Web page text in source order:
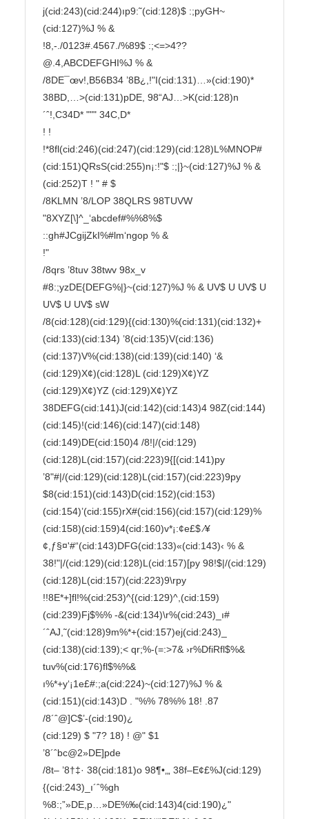
j(cid:243)(cid:244)ıp9:˜(cid:128)$ :;pyGH~
(cid:127)%J % &
!8,-./0123#.4567./%89$ :;<=>4??
@.4,ABCDEFGHI%J % &
/8DE¯œv!,B56B34 ’8B¿,!"I(cid:131)…»(cid:190)*
38BD,…>(cid:131)pDE, 98“AJ…>K(cid:128)n
´ˆ!,C34D* """ 34C,D*
! !
!*8fl(cid:246)(cid:247)(cid:129)(cid:128)L%MNOP#
(cid:151)QRsS(cid:255)n¡:!"$ :;|}~(cid:127)%J % &
(cid:252)T ! " # $
/8KLMN ’8/LOP 38QLRS 98TUVW
"8XYZ[\]^_‘abcdef#%%8%$
::gh#JCgijZkI%#lm‘ngop % &
!"
/8qrs ’8tuv 38twv 98x_v
#8:;yzDE{DEFG%|}~(cid:127)%J % & UV$ U UV$ U
UV$ U UV$ sW
/8(cid:128)(cid:129){(cid:130)%(cid:131)(cid:132)+
(cid:133)(cid:134) ’8(cid:135)V(cid:136)
(cid:137)V%(cid:138)(cid:139)(cid:140) ‘&
(cid:129)X¢)(cid:128)L (cid:129)X¢)YZ
(cid:129)X¢)YZ (cid:129)X¢)YZ
38DEFG(cid:141)J(cid:142)(cid:143)4 98Z(cid:144)
(cid:145)!(cid:146)(cid:147)(cid:148)
(cid:149)DE(cid:150)4 /8!|/(cid:129)
(cid:128)L(cid:157)(cid:223)9{[(cid:141)py
’8"#|/(cid:129)(cid:128)L(cid:157)(cid:223)9py
$8(cid:151)(cid:143)D(cid:152)(cid:153)
(cid:154)’(cid:155)rX#(cid:156)(cid:157)(cid:129)%
(cid:158)(cid:159)4(cid:160)v*¡:¢e£$ ⁄¥
¢,ƒ§¤'#“(cid:143)DFG(cid:133)«(cid:143)‹ % &
38!"|/(cid:129)(cid:128)L(cid:157)[py 98!$|/(cid:129)
(cid:128)L(cid:157)(cid:223)9\rpy
!!8E*+]fl!%(cid:253)^{(cid:129)^,(cid:159)
(cid:239)Fj$%% -&(cid:134)\r%(cid:243)_ı#
´ˆAJ,˜(cid:128)9m%*+(cid:157)ej(cid:243)_
(cid:138)(cid:139);< qr;%-(=:>7& ›r%DfiRfl$%&
tuv%(cid:176)fl$%%&
ı%*+y‘¡1e£#:;a(cid:224)~(cid:127)%J % &
(cid:151)(cid:143)D . "%% 78%% 18! .87
/8´ˆ@]C$’-(cid:190)¿
(cid:129) $ "7? 18) ! @" $1
’8´ˆbc@2»DE]pde
/8t– ’8†‡· 38(cid:181)o 98¶•‚„ 38f–E¢£%J(cid:129)
{(cid:243)_ı´ˆ%gh
%8:;”»DE,p…»DE%‰(cid:143)4(cid:190)¿"